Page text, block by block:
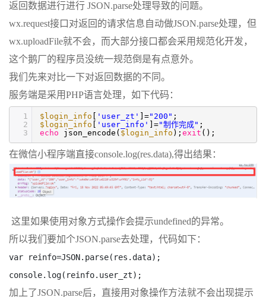
返回数据进行进行 JSON.parse处理导致的问题。
wx.request接口对返回的请求信息自动做JSON.parse处理，但
wx.uploadFile就不会，而大部分接口都会采用规范化开发，
这个鹅厂的程序员没统一规范倒是有点意外。
我们先来对比一下对返回数据的不同。
服务端是采用PHP语言处理，如下代码：
1
2
3
$login_info 'user_zt' ]="200" ;
$login_info
'user_info' ]="制作完成" ;
echo
json_encode( $login_info ); exit ();
在微信小程序端直接console.log(res.data),得出结果：
这里如果使用对象方式操作会提示undefined的异常。
所以我们要加个JSON.parse去处理，代码如下：
var reinfo=JSON.parse(res.data);
console.log(reinfo.user_zt);
加上了JSON.parse后，直接用对象操作方法就不会出现提示